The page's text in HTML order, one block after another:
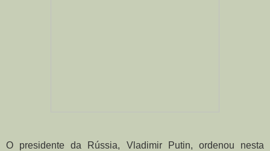
O presidente da Rússia, Vladimir Putin, ordenou nesta